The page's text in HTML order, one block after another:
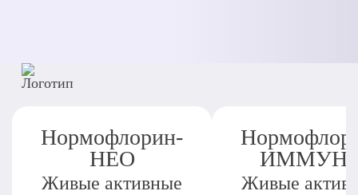
Нормофлорин-
НЕО
Живые активные
Живые